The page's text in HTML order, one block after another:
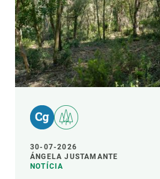
30-07-2026
ÁNGELA JUSTAMANTE
NOTÍCIA